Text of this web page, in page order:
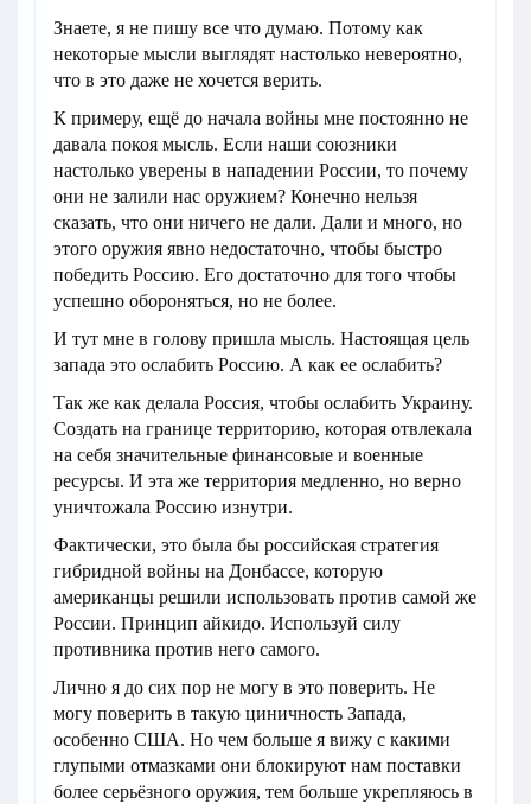
Знаете, я не пишу все что думаю. Потому как
некоторые мысли выглядят настолько невероятно,
что в это даже не хочется верить.
К примеру, ещё до начала войны мне постоянно не
давала покоя мысль. Если наши союзники
настолько уверены в нападении России, то почему
они не залили нас оружием? Конечно нельзя
сказать, что они ничего не дали. Дали и много, но
этого оружия явно недостаточно, чтобы быстро
победить Россию. Его достаточно для того чтобы
успешно обороняться, но не более.
И тут мне в голову пришла мысль. Настоящая цель
запада это ослабить Россию. А как ее ослабить?
Так же как делала Россия, чтобы ослабить Украину.
Создать на границе территорию, которая отвлекала
на себя значительные финансовые и военные
ресурсы. И эта же территория медленно, но верно
уничтожала Россию изнутри.
Фактически, это была бы российская стратегия
гибридной войны на Донбассе, которую
американцы решили использовать против самой же
России. Принцип айкидо. Используй силу
противника против него самого.
Лично я до сих пор не могу в это поверить. Не
могу поверить в такую циничность Запада,
особенно США. Но чем больше я вижу с какими
глупыми отмазками они блокируют нам поставки
более серьёзного оружия, тем больше укрепляюсь в